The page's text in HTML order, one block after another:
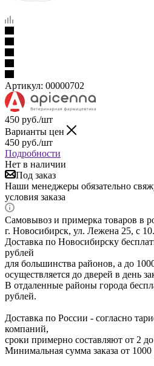
Артикул: 00000702
450 руб./шт
Варианты цен
450 руб./шт
Подробности
Нет в наличии
Под заказ
Наши менеджеры обязательно
условия заказа
Самовывоз и примерка товаров в
г. Новосибирск, ул. Лежена 25, с
Доставка по Новосибирску
рублей
для большинства районов, а до
осуществляется до дверей в день
В отдаленные районы города
рублей.
Доставка по России - согласно
компаний,
сроки примерно составляют от 2
Минимальная сумма заказа от 1000